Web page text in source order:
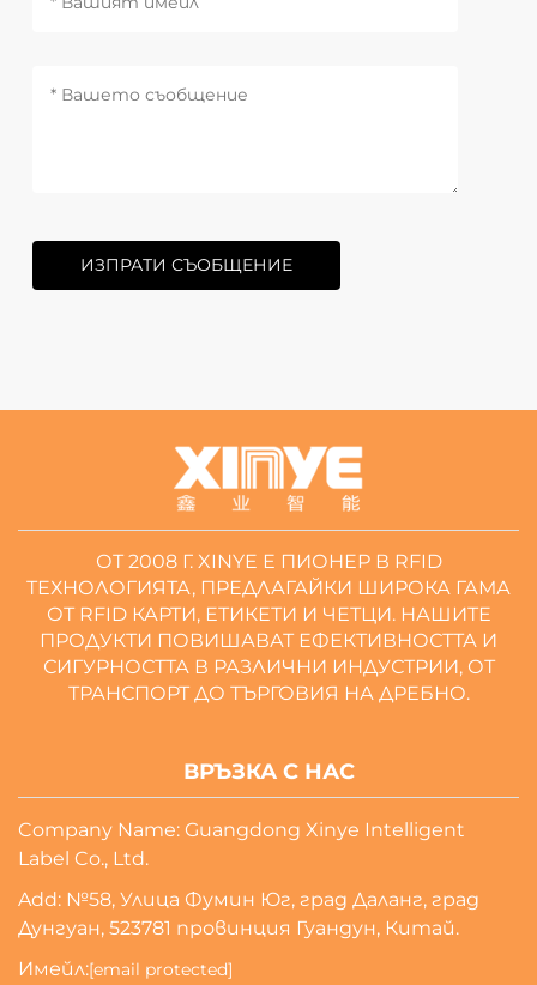
ИЗПРАТИ СЪОБЩЕНИЕ
ОТ 2008 Г. XINYE Е ПИОНЕР В RFID
ТЕХНОЛОГИЯТА, ПРЕДЛАГАЙКИ ШИРОКА ГАМА
ОТ RFID КАРТИ, ЕТИКЕТИ И ЧЕТЦИ. НАШИТЕ
ПРОДУКТИ ПОВИШАВАТ ЕФЕКТИВНОСТТА И
СИГУРНОСТТА В РАЗЛИЧНИ ИНДУСТРИИ, ОТ
ТРАНСПОРТ ДО ТЪРГОВИЯ НА ДРЕБНО.
ВРЪЗКА С НАС
Company Name: Guangdong Xinye Intelligent
Label Co., Ltd.
Add: №58, Улица Фумин Юг, град Даланг, град
Дунгуан, 523781 провинция Гуандун, Китай.
Имейл:[email protected]